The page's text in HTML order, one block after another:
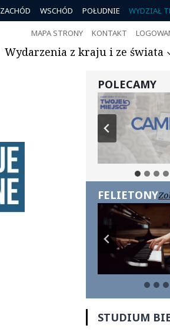
ZACHÓD WSCHÓD POŁUDNIE WYDZIAŁ
MAPA STRONY KONTAKT
Wydarzenia z kraju i ze świata
POLECAMY
FELIETONY
STUDIUM